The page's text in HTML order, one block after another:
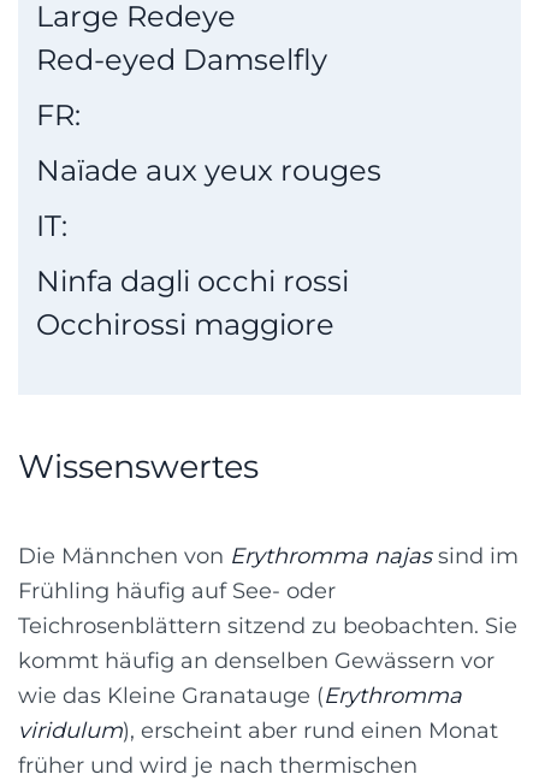
Large Redeye
Red-eyed Damselfly
FR:
Naïade aux yeux rouges
IT:
Ninfa dagli occhi rossi
Occhirossi maggiore
Wissenswertes
Die Männchen von Erythromma najassind im
Frühling häufig auf See- oder
Teichrosenblättern sitzend zu beobachten. Sie
kommt häufig an denselben Gewässern vor
wie das Kleine Granatauge (Erythromma
viridulum), erscheint aber rund einen Monat
früher und wird je nach thermischen